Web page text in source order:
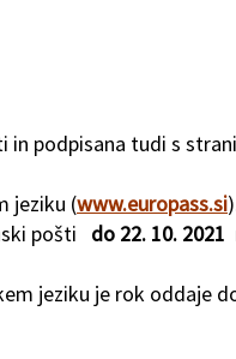
in podpisana tudi s strani
jeziku (www.europass.si
pošti
do 22. 10. 2021
jeziku je rok oddaje